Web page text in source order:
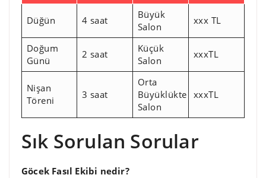
Düğün 4 saat
Büyük
Salon
xxx TL
Doğum
Günü
2 saat
Küçük
Salon
xxxTL
Nişan
Töreni
3 saat
Orta
Büyüklükte
Salon
xxxTL
Sık Sorulan Sorular
Göcek Fasıl Ekibi nedir?